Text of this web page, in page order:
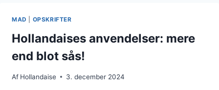
MAD OPSKRIFTER
Hollandaises anvendelser: mere
end blot sås!
Af Hollandaise 3. december 2024